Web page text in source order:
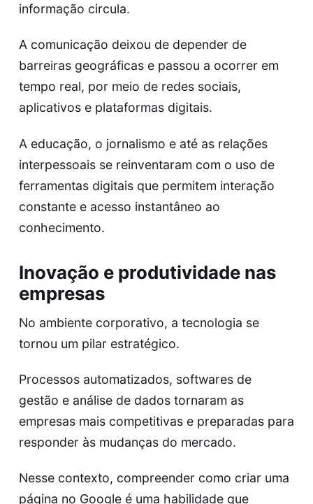
informação circula.
A comunicação deixou de depender de
barreiras geográficas e passou a ocorrer em
tempo real, por meio de redes sociais,
aplicativos e plataformas digitais.
A educação, o jornalismo e até as relações
interpessoais se reinventaram com o uso de
ferramentas digitais que permitem interação
constante e acesso instantâneo ao
conhecimento.
Inovação e produtividade nas
empresas
No ambiente corporativo, a tecnologia se
tornou um pilar estratégico.
Processos automatizados, softwares de
gestão e análise de dados tornaram as
empresas mais competitivas e preparadas para
responder às mudanças do mercado.
Nesse contexto, compreender como criar uma
página no Googleé uma habilidade que